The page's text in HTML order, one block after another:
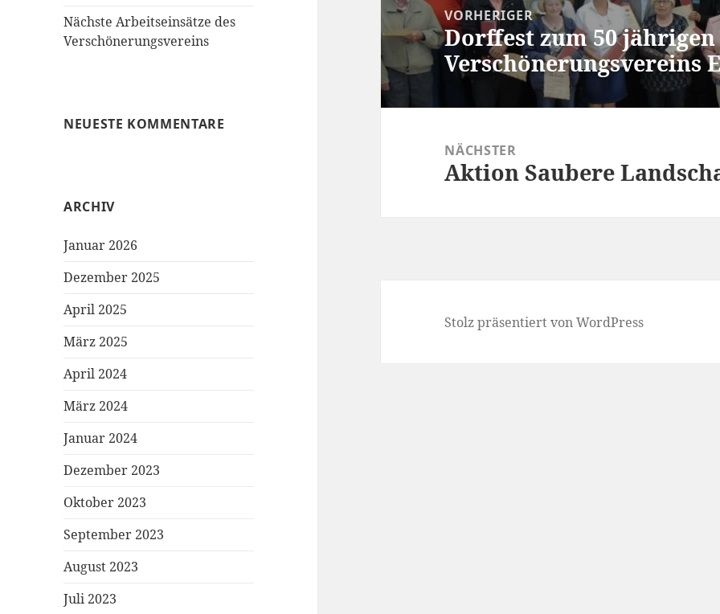
Nächste Arbeitseinsätze des
Verschönerungsvereins
NEUESTE KOMMENTARE
ARCHIV
Januar 2026
Dezember 2025
April 2025
März 2025
April 2024
März 2024
Januar 2024
Dezember 2023
Oktober 2023
September 2023
August 2023
Juli 2023
VORHERIGER
Vorheriger
Beitrag:
Dorffest zum 50
Verschönerungsvereins
NÄCHSTER
Nächster
Aktion Saubere
Stolz präsentiert von WordPress